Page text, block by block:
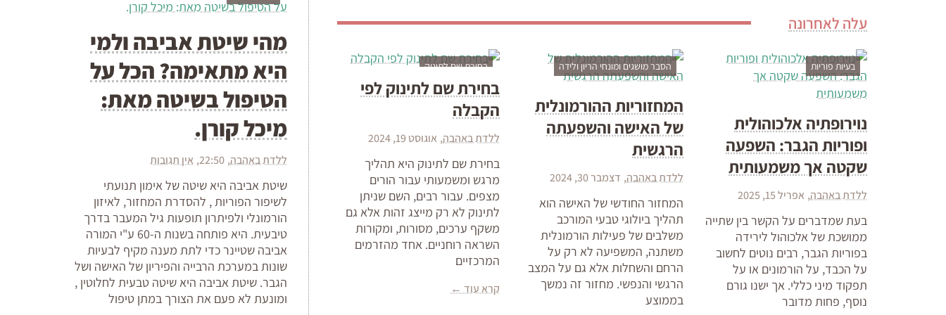
עלה לאחרונה
בעיות פוריות
נוירופתיה אלכוהולית
ופוריות הגבר: השפעה
שקטה אך משמעותית
ללדת באהבה אפריל 15, 2025
בעת שמדברים על הקשר בין שתייה
ממושכת של אלכוהול לירידה
בפוריות הגבר, רבים נוטים לחשוב
על הכבד, על הורמונים או על
תפקוד מיני כללי. אך ישנו גורם
נוסף, פחות מדובר
הסבר מושגים ומונחי הריון ולידה
המחזוריות ההורמונלית
של האישה והשפעתה
הרגשית
ללדת באהבה דצמבר 30, 2024
המחזור החודשי של האישה הוא
תהליך ביולוגי טבעי המורכב
משלבים של פעילות הורמונלית
משתנה, המשפיעה לא רק על
הרחם והשחלות אלא גם על המצב
הרגשי והנפשי. מחזור זה נמשך
בממוצע
בחירת שם לתינוק
בחירת שם לתינוק לפי
הקבלה
ללדת באהבה אוגוסט 19, 2024
בחירת שם לתינוק היא תהליך
מרגש ומשמעותי עבור הורים
מצפים. עבור רבים, השם שניתן
לתינוק לא רק מייצג זהות אלא גם
משקף ערכים, מסורות, ומקורות
השראה רוחניים. אחד מהזרמים
המרכזיים
קרא עוד ←
מהי שיטת אביבה ולמי
היא מתאימה? הכל על
הטיפול בשיטה מאת:
מיכל קורן.
ללדת באהבה 22:50 אין תגובות
שיטת אביבה היא שיטה של אימון תנועתי
לשיפור הפוריות , להסדרת המחזור, לאיזון
הורמונלי ולפיתרון תופעות גיל המעבר בדרך
טיבעית. היא פותחה בשנות ה-60 ע"י המורה
אביבה שטיינר כדי לתת מענה מקיף לבעיות
שונות במערכת הרבייה והפיריון של האישה ושל
הגבר. שיטת אביבה היא שיטה טבעית לחלוטין ,
ומונעת לא פעם את הצורך במתן טיפול